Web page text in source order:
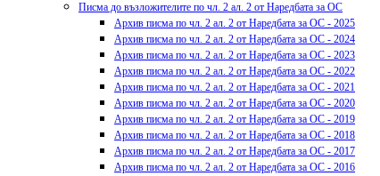
Писма до възложителите по чл. 2 ал. 2 от Наредбата за ОС
Архив писма по чл. 2 ал. 2 от Наредбата за ОС - 2025
Архив писма по чл. 2 ал. 2 от Наредбата за ОС - 2024
Архив писма по чл. 2 ал. 2 от Наредбата за ОС - 2023
Архив писма по чл. 2 ал. 2 от Наредбата за ОС - 2022
Архив писма по чл. 2 ал. 2 от Наредбата за ОС - 2021
Архив писма по чл. 2 ал. 2 от Наредбата за ОС - 2020
Архив писма по чл. 2 ал. 2 от Наредбата за ОС - 2019
Архив писма по чл. 2 ал. 2 от Наредбата за ОС - 2018
Архив писма по чл. 2 ал. 2 от Наредбата за ОС - 2017
Архив писма по чл. 2 ал. 2 от Наредбата за ОС - 2016